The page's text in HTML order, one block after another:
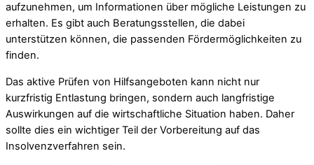
aufzunehmen, um Informationen über mögliche Leistungen zu
erhalten. Es gibt auch Beratungsstellen, die dabei
unterstützen können, die passenden Fördermöglichkeiten zu
finden.
Das aktive Prüfen von Hilfsangeboten kann nicht nur
kurzfristig Entlastung bringen, sondern auch langfristige
Auswirkungen auf die wirtschaftliche Situation haben. Daher
sollte dies ein wichtiger Teil der Vorbereitung auf das
Insolvenzverfahren sein.